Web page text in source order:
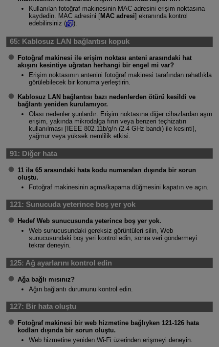
Kullanılan fotoğraf makinesinin MAC adresini erişim noktasına
kaydedin. MAC adresini [MAC adresi] ekranında kontrol
edebilirsiniz (
).
65: Kablosuz LAN bağlantısı kopuk
Fotoğraf makinesi ile erişim noktası anteni arasındaki hat
akışını kesintiye uğratan herhangi bir engel mi var?
Erişim noktasının antenini fotoğraf makinesi tarafından rahatlıkla
görülebilecek bir konuma yerleştirin.
Kablosuz LAN bağlantısı bazı nedenlerden ötürü kesildi ve
bağlantı yeniden kurulamıyor.
Olası nedenler şunlardır: Erişim noktasına diğer cihazlardan aşırı
erişim, yakında mikrodalga fırın veya benzeri teçhizatın
kullanılması [IEEE 802.11b/g/n (2.4 GHz bandı) ile kesinti],
yağmur veya yüksek nemlilik etkisi.
91: Diğer hata
11 ila 65 arasındaki hata kodu numaraları dışında bir sorun
oluştu.
Fotoğraf makinesinin açma/kapama düğmesini kapatın ve açın.
121: Sunucuda yeterince boş yer yok
Hedef Web sunucusunda yeterince boş yer yok.
Web sunucusundaki gereksiz görüntüleri silin, Web
sunucusundaki boş yeri kontrol edin, sonra veri göndermeyi
tekrar deneyin.
125: Ağ ayarlarını kontrol edin
Ağa bağlı mısınız?
Ağın bağlantı durumunu kontrol edin.
127: Bir hata oluştu
Fotoğraf makinesi bir web hizmetine bağlıyken 121-126 hata
kodları dışında bir sorun oluştu.
Web hizmetine yeniden Wi-Fi üzerinden erişmeyi deneyin.